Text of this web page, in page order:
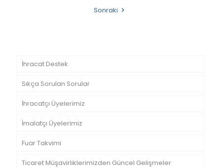
Sonraki
İhracat Destek
Sıkça Sorulan Sorular
İhracatçı Üyelerimiz
İmalatçı Üyelerimiz
Fuar Takvimi
Ticaret Müşavirliklerimizden Güncel Gelişmeler